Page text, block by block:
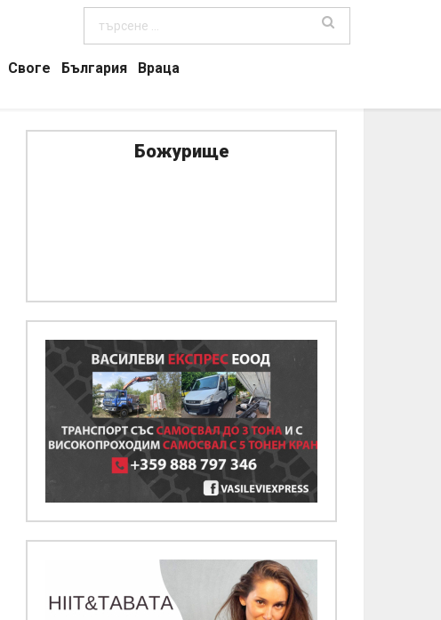
Своге България
Враца
Божурище